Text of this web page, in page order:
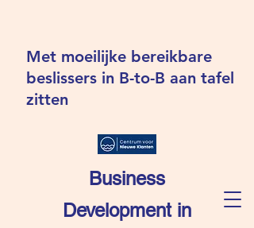
Business
Development in
Met moeilijke bereikbare
beslissers in B-to-B aan tafel
zitten